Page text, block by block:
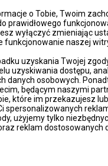
o Tobie, Twoim
prawidłowego
wyłączyć zmieniając
funkcjonowanie naszej
uzyskania Twojej
uzyskiwania dostępu,
danych osobowych.
będącym naszymi
które im przekazujesz
spersonalizowanych
użyjemy tylko
reklam dostosowanych